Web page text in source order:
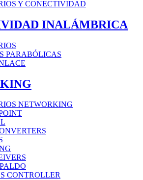
Y CONECTIVIDAD
INALÁMBRICA
PARABÓLICAS
NETWORKING
CONTROLLER